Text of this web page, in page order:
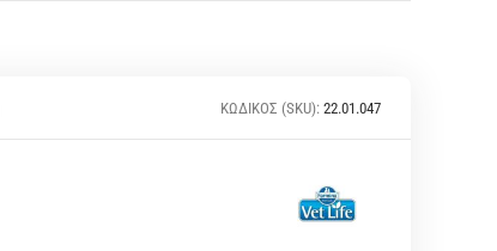
ΚΩΔΙΚΟΣ (SKU): 22.01.047